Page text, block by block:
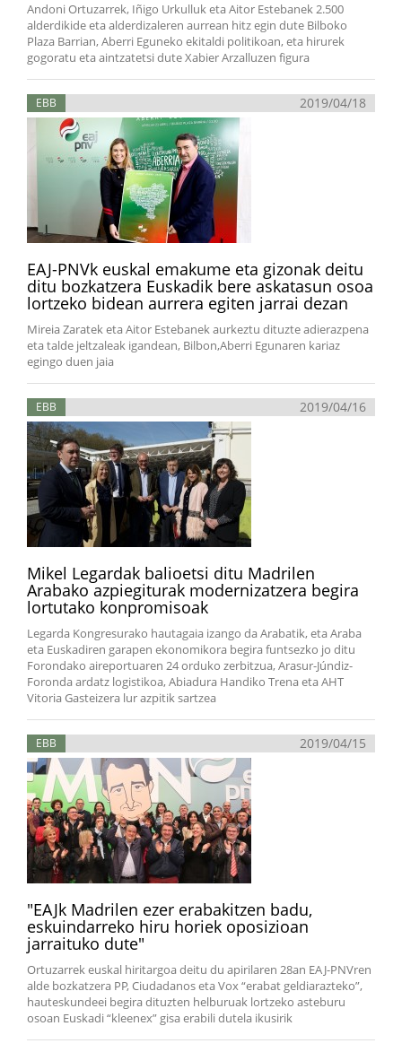
Andoni Ortuzarrek, Iñigo Urkulluk eta Aitor Estebanek 2.500
alderdikide eta alderdizaleren aurrean hitz egin dute Bilboko
Plaza Barrian, Aberri Eguneko ekitaldi politikoan, eta hirurek
gogoratu eta aintzatetsi dute Xabier Arzalluzen figura
EBB 2019/04/18
EAJ-PNVk euskal emakume eta gizonak deitu
ditu bozkatzera Euskadik bere askatasun osoa
lortzeko bidean aurrera egiten jarrai dezan
Mireia Zaratek eta Aitor Estebanek aurkeztu dituzte adierazpena
eta talde jeltzaleak igandean, Bilbon,Aberri Egunaren kariaz
egingo duen jaia
EBB 2019/04/16
Mikel Legardak balioetsi ditu Madrilen
Arabako azpiegiturak modernizatzera begira
lortutako konpromisoak
Legarda Kongresurako hautagaia izango da Arabatik, eta Araba
eta Euskadiren garapen ekonomikora begira funtsezko jo ditu
Forondako aireportuaren 24 orduko zerbitzua, Arasur-Júndiz-
Foronda ardatz logistikoa, Abiadura Handiko Trena eta AHT
Vitoria Gasteizera lur azpitik sartzea
EBB 2019/04/15
"EAJk Madrilen ezer erabakitzen badu,
eskuindarreko hiru horiek oposizioan
jarraituko dute"
Ortuzarrek euskal hiritargoa deitu du apirilaren 28an EAJ-PNVren
alde bozkatzera PP, Ciudadanos eta Vox “erabat geldiarazteko”,
hauteskundeei begira dituzten helburuak lortzeko asteburu
osoan Euskadi “kleenex” gisa erabili dutela ikusirik